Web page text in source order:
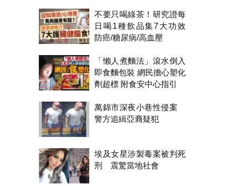
不要只喝綠茶！研究證每
日喝1種飲品集7大功效
防癌/糖尿病/高血壓
「懶人煮麵法」滾水倒入
即食麵包裝 網民擔心塑化
劑超標 附食安中心指引
萬錦市深夜小巷性侵案
警方追緝亞裔疑犯
埃及女星涉製毒案被判死
刑 震驚當地社會